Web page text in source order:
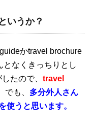
いうか？
かtravel brochure
なくきっちりとし
たので、 travel
でも、 多分外人さん
使うと思います。